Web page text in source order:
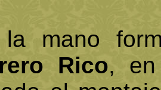
la mano
Rico,